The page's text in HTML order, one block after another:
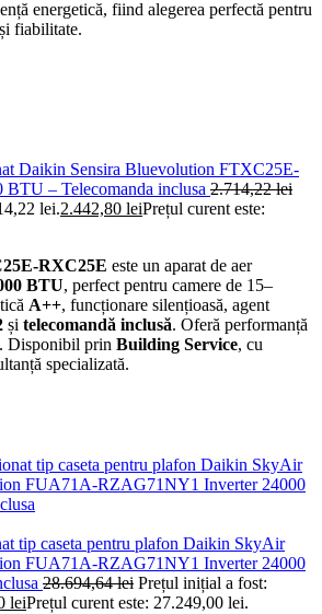
energetică, fiind alegerea perfectă pentru
fiabilitate.
Daikin Sensira Bluevolution FTXC25E-
– Telecomanda inclusa 2.714,22lei
lei.2.442,80 leiPrețul curent este:
RXC25E este un aparat de aer
BTU, perfect pentru camere de 15–
A++, funcționare silențioasă, agent
și telecomandă inclusă. Oferă performanță
Disponibil prin Building Service, cu
specializată.
tip caseta pentru plafon Daikin SkyAir
FUA71A-RZAG71NY1 Inverter 24000
28.694,64lei Prețul inițial a fost:
leiPrețul curent este: 27.249,00 lei.